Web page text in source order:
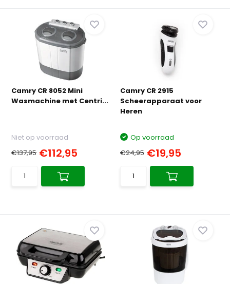
Camry CR 8052 Mini
Wasmachine met Centri...
Niet op voorraad
€137,95 €112,95
Camry CR 2915
Scheerapparaat voor
Heren
Op voorraad
€24,95 €19,95